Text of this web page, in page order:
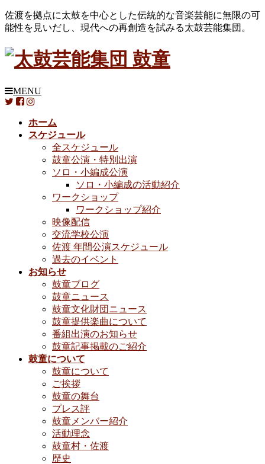
佐渡を拠点に太鼓を中心とした伝統的な音楽芸能に無限の可
能性を見いだし、現代への再創造を試みる太鼓芸能集団。
MENU
ホーム
スケジュール
全スケジュール
鼓童公演・特別出演
ソロ・小編成公演
ソロ・小編成の活動紹介
ワークショップ
ワークショップ紹介
映像配信
交流学校公演
佐渡 年間公演スケジュール
過去のイベント
お知らせ
鼓童ブログ
鼓童ニュース
鼓童文化財団ニュース
鼓童提供楽曲について
番組出演のお知らせ
鼓童記事掲載のご紹介
鼓童について
鼓童について
ご挨拶
鼓童の舞台
プレス評
鼓童メンバー紹介
活動理念
鼓童村・佐渡
歴史